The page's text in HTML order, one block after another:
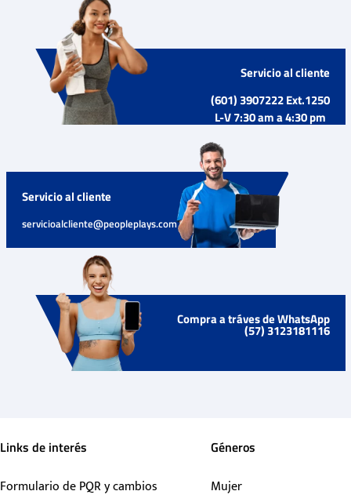
Servicio al cliente
(601) 3907222 Ext.1250
L-V 7:30 am a 4:30 pm
Servicio al cliente
servicioalcliente@peopleplays.com
Compra a tráves de WhatsApp
(57) 3123181116
Links de interés
Formulario de PQR y cambios
Géneros
Mujer